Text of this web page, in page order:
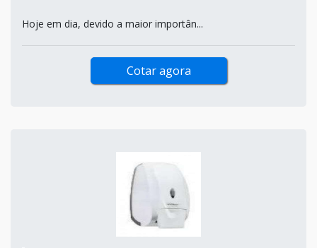
Hoje em dia, devido a maior importân...
Cotar agora